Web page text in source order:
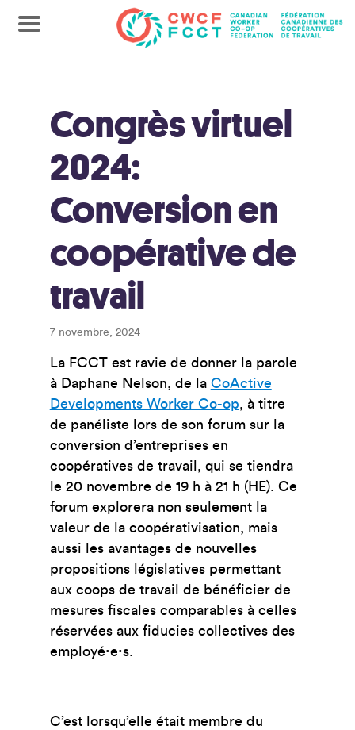
Congrès virtuel
2024:
Conversion en
coopérative de
travail
7 novembre, 2024
La FCCT est ravie de donner la parole
à Daphane Nelson, de la CoActive
Developments Worker Co-op, à titre
de panéliste lors de son forum sur la
conversion d’entreprises en
coopératives de travail, qui se tiendra
le 20 novembre de 19 h à 21 h (HE). Ce
forum explorera non seulement la
valeur de la coopérativisation, mais
aussi les avantages de nouvelles
propositions législatives permettant
aux coops de travail de bénéficier de
mesures fiscales comparables à celles
réservées aux fiducies collectives des
employéꞏeꞏs.
C’est lorsqu’elle était membre du